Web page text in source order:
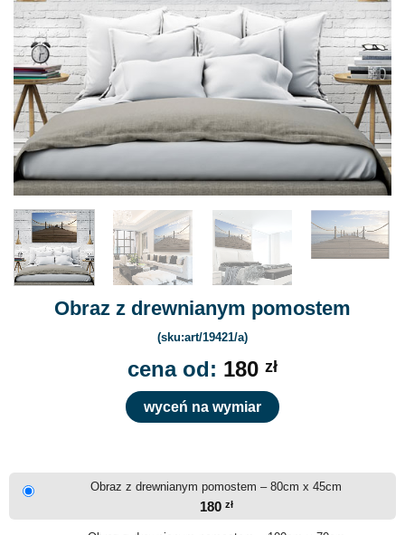
Obraz z drewnianym pomostem
(sku:art/19421/a)
cena od: 180 zł
wyceń na wymiar
Obraz z drewnianym pomostem – 80cm x 45cm
180 zł